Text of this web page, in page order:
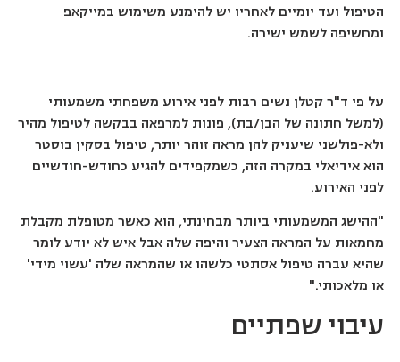
הטיפול ועד יומיים לאחריו יש להימנע משימוש במייקאפ
ומחשיפה לשמש ישירה.
על פי ד"ר קטלן נשים רבות לפני אירוע משפחתי משמעותי
(למשל חתונה של הבן/בת), פונות למרפאה בבקשה לטיפול מהיר
ולא-פולשני שיעניק להן מראה זוהר יותר, טיפול בסקין בוסטר
הוא אידיאלי במקרה הזה, כשמקפידים להגיע כחודש-חודשיים
לפני האירוע.
"ההישג המשמעותי ביותר מבחינתי, הוא כאשר מטופלת מקבלת
מחמאות על המראה הצעיר והיפה שלה אבל איש לא יודע לומר
שהיא עברה טיפול אסתטי כלשהו או שהמראה שלה 'עשוי מידי'
או מלאכותי."
עיבוי שפתיים